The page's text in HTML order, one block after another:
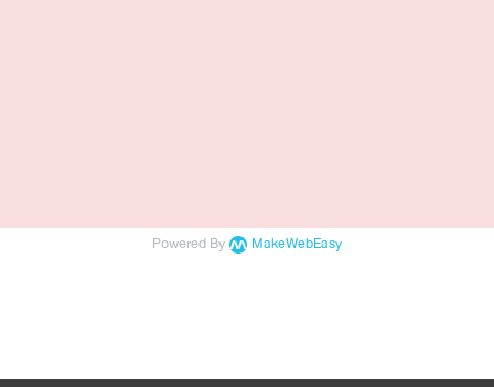
Powered By MakeWebEasy